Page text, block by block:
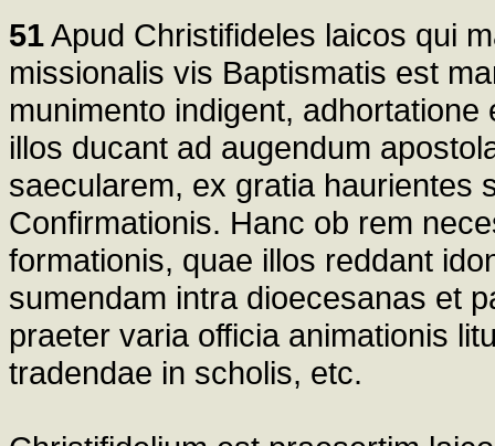
51Apud Christifideles laicos qui
missionalis vis Baptismatis est
munimento indigent,
illos ducant ad augendum
saecularem, ex gratia haurientes
Confirmationis. Hanc ob rem
formationis, quae illos reddant
sumendam intra dioecesanas et
praeter varia officia animationis
tradendae in scholis, etc.